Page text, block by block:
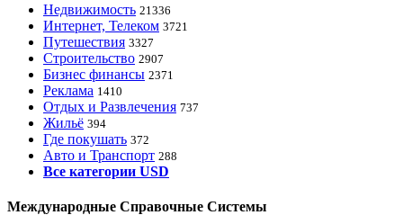
Недвижимость 21336
Интернет, Телеком 3721
Путешествия 3327
Строительство 2907
Бизнес финансы 2371
Реклама 1410
Отдых и Развлечения 737
Жильё 394
Где покушать 372
Авто и Транспорт 288
Все категории USD
Международные Справочные Системы